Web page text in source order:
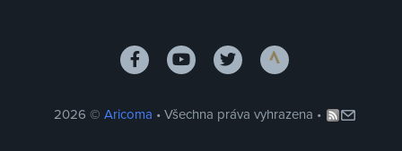
2026 © Aricoma • Všechna práva vyhrazena •